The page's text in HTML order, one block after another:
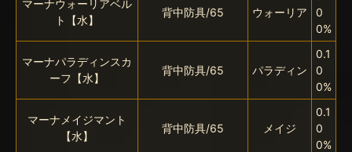
マーナウォーリアベル
ト【水】
背中防具/65 ウォーリア
0
0%
マーナパラディンスカ
ーフ【水】
背中防具/65 パラディン
0.1
0
0%
マーナメイジマント
【水】
背中防具/65 メイジ
0.1
0
0%